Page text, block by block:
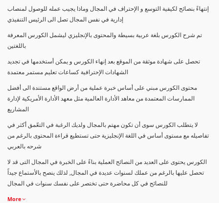
إنتهاءً بنصائح لكيفية التوسع و الإحتراف في المجال وماذا يجيب عمله للوصول لمنصاب
إدارية في نفس المجال تصل الى الرئيس التنفيذي
تم شرح الكورس بلغة عربية بسيطة والمحتوى بالإنجليزي ليشمل الكورس المعرفة
باللغتين
تحصل على شهادة موثقة من الموقع بعد إنهاء الكورس و يمكن أستخدمها في تجديد
الشهادات الإحترافية كساعات تعليم مستمر معتمدة
محتوى الكورس مبني على أساس خبرة عملية من أرض الواقع مستندة الى أفضل
الممارسات المعتمدة من معاهد الأدارة العالمية مثل معهد الأدارة الأمريكية لإدارة
المشاريع
لا يتطلب الكورس سوى أن تكون مهتم بالمجال ولديك الرغبة في التعّمق أكثر في
تفاصيله مع مستوى أساس في اللغة الإنجليزية حتى تستطيع قراءة المحتوى بالرغم من
شرحه بالعربي
الكورس يحتوى على العديد من النصائح العملية بناءً على الخبرة في المجال التى قد لا
تحصل عليها بالرغم من عملك لسنوات عديدة في المجال, لذلك ينصح بالأستماع جيداً
للنصائح في كل محاضرة حتى تختصر على نفسك سنوات في المجال
More